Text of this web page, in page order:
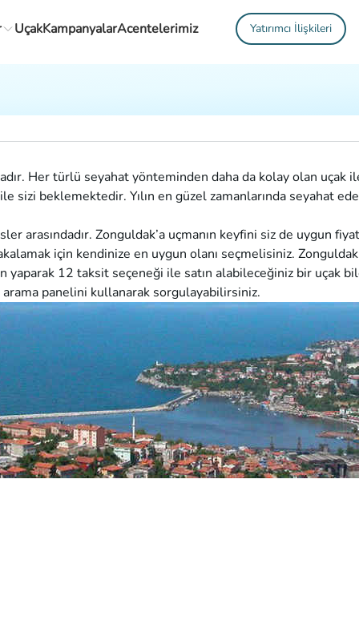
UçakKampanyalarAcentelerimiz Yatırımcı İlişkileri
Her türlü seyahat yönteminden daha da kolay olan uçak
sizi beklemektedir. Yılın en güzel zamanlarında seyahat
arasındadır. Zonguldak’a uçmanın keyfini siz de uygun
için kendinize en uygun olanı seçmelisiniz.
yaparak 12 taksit seçeneği ile satın alabileceğiniz bir uçak
panelini kullanarak sorgulayabilirsiniz.